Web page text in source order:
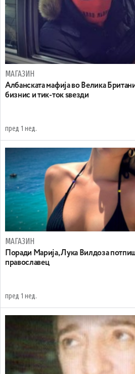
МАГАЗИН
Aлбанската мафија во Велика
бизнис и тик-ток ѕвезди
пред 1 нед.
МАГАЗИН
Поради Марија, Лука Вилдоза
православец
пред 1 нед.